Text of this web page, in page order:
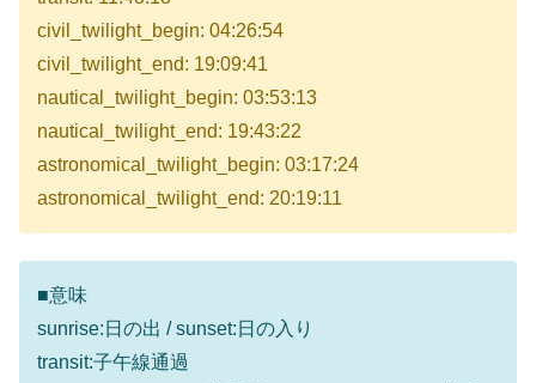
civil_twilight_begin: 04:26:54
civil_twilight_end: 19:09:41
nautical_twilight_begin: 03:53:13
nautical_twilight_end: 19:43:22
astronomical_twilight_begin: 03:17:24
astronomical_twilight_end: 20:19:11
■意味
sunrise:日の出 / sunset:日の入り
transit:子午線通過